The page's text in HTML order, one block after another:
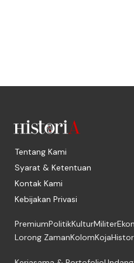
Tentang Kami
Syarat & Ketentuan
Kontak Kami
Kebijakan Privasi
PremiumPolitikKulturMiliter
Lorong ZamanKolomKoja